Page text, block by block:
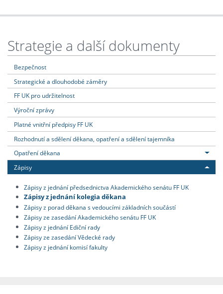
Strategie a další dokumenty
Bezpečnost
Strategické a dlouhodobé záměry
FF UK pro udržitelnost
Výroční zprávy
Platné vnitřní předpisy FF UK
Rozhodnutí a sdělení děkana, opatření a sdělení tajemníka
Opatření děkana
Zápisy
Zápisy z jednání předsednictva Akademického senátu FF UK
Zápisy z jednání kolegia děkana
Zápisy z porad děkana s vedoucími základních součástí
Zápisy ze zasedání Akademického senátu FF UK
Zápisy z jednání Ediční rady
Zápisy ze zasedání Vědecké rady
Zápisy z jednání komisí fakulty